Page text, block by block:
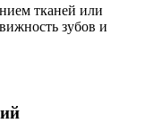
тканей или
зубов и